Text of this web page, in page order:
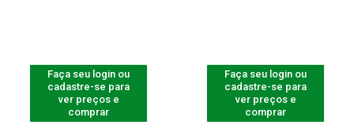
Faça seu login ou
cadastre-se para
ver preços e
comprar
Faça seu login ou
cadastre-se para
ver preços e
comprar